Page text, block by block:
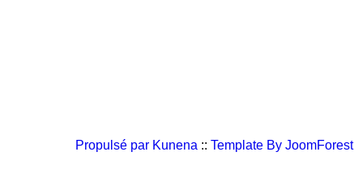
Propulsé par Kunena:: Template By JoomForest